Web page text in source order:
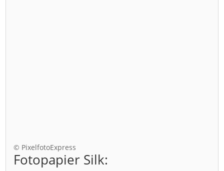
© PixelfotoExpress
Fotopapier Silk: